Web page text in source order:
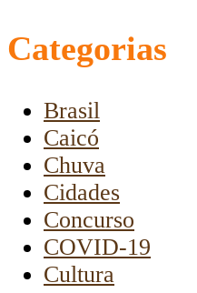
Categorias
Brasil
Caicó
Chuva
Cidades
Concurso
COVID-19
Cultura